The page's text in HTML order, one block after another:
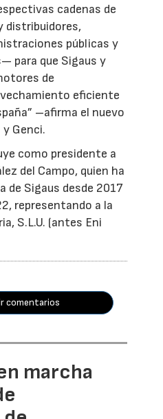
cadenas de
distribuidores,
públicas y
para que Sigaus y
de
eficiente
–afirma el nuevo
Genci.
como presidente a
del Campo, quien ha
de Sigaus desde 2017
representando a la
S.L.U. (antes Eni
comentarios
marcha